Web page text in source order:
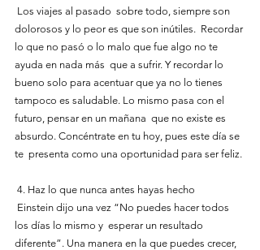
dolorosos y lo peor es que son inútiles.  Recordar
lo que no pasó o lo malo que fue algo no te
ayuda en nada más  que a sufrir. Y recordar lo
bueno solo para acentuar que ya no lo tienes
tampoco es saludable. Lo mismo pasa con el
futuro, pensar en un mañana  que no existe es
absurdo. Concéntrate en tu hoy, pues este día se
te  presenta como una oportunidad para ser feliz.
4. Haz lo que nunca antes hayas hecho
los días lo mismo y  esperar un resultado
diferente”. Una manera en la que puedes crecer,